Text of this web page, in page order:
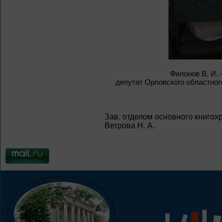
Филонов В. И.
депутат Орловского
Зав. отделом основного
Ветрова Н. А.